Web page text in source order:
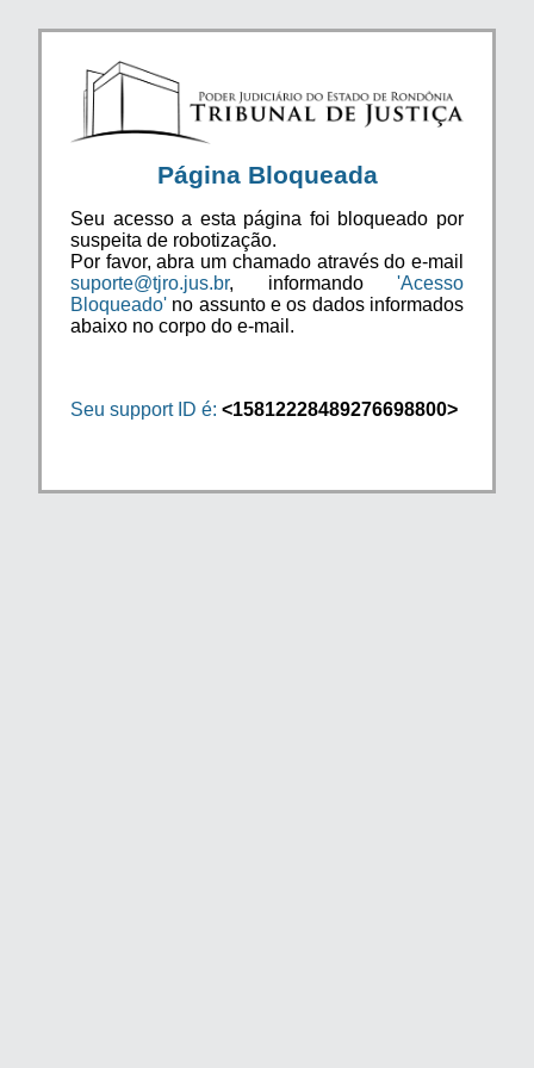
Página Bloqueada
Seu acesso a esta página foi bloqueado por
suspeita de robotização.
Por favor, abra um chamado através do e-mail
suporte@tjro.jus.br, informando 'Acesso
Bloqueado' no assunto e os dados informados
abaixo no corpo do e-mail.
Seu support ID é: <15812228489276698800>